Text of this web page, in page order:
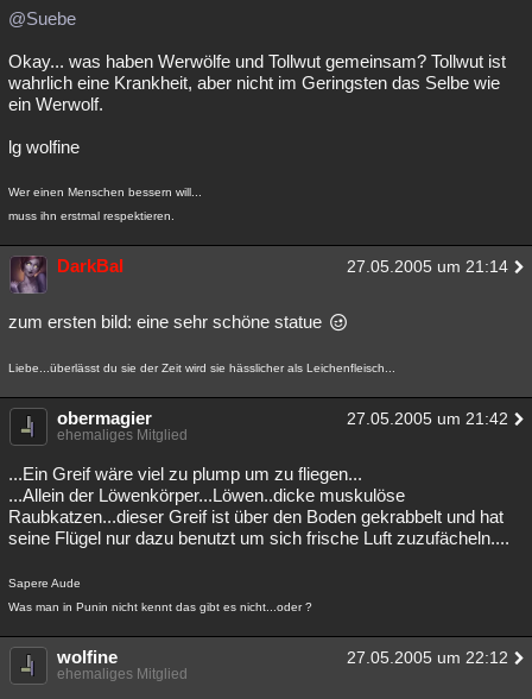
@Suebe
Okay... was haben Werwölfe und Tollwut gemeinsam? Tollwut ist
wahrlich eine Krankheit, aber nicht im Geringsten das Selbe wie
ein Werwolf.
lg wolfine
Wer einen Menschen bessern will...
muss ihn erstmal respektieren.
DarkBal 27.05.2005 um 21:14
zum ersten bild: eine sehr schöne statue
Liebe...überlässt du sie der Zeit wird sie hässlicher als Leichenfleisch...
obermagier 27.05.2005 um 21:42
ehemaliges Mitglied
...Ein Greif wäre viel zu plump um zu fliegen...
...Allein der Löwenkörper...Löwen..dicke muskulöse
Raubkatzen...dieser Greif ist über den Boden gekrabbelt und hat
seine Flügel nur dazu benutzt um sich frische Luft zuzufächeln....
Sapere Aude
Was man in Punin nicht kennt das gibt es nicht...oder ?
wolfine 27.05.2005 um 22:12
ehemaliges Mitglied